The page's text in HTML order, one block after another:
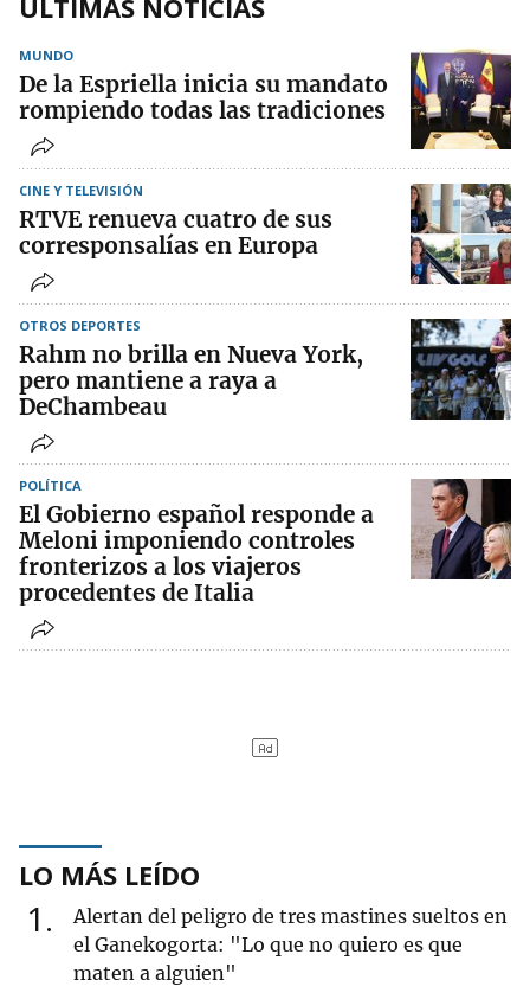
ÚLTIMAS NOTICIAS
MUNDO
De la Espriella inicia su mandato
rompiendo todas las tradiciones
CINE Y TELEVISIÓN
RTVE renueva cuatro de sus
corresponsalías en Europa
OTROS DEPORTES
Rahm no brilla en Nueva York,
pero mantiene a raya a
DeChambeau
POLÍTICA
El Gobierno español responde a
Meloni imponiendo controles
fronterizos a los viajeros
procedentes de Italia
LO MÁS LEÍDO
1
Alertan del peligro de tres mastines sueltos en
el Ganekogorta: "Lo que no quiero es que
maten a alguien"